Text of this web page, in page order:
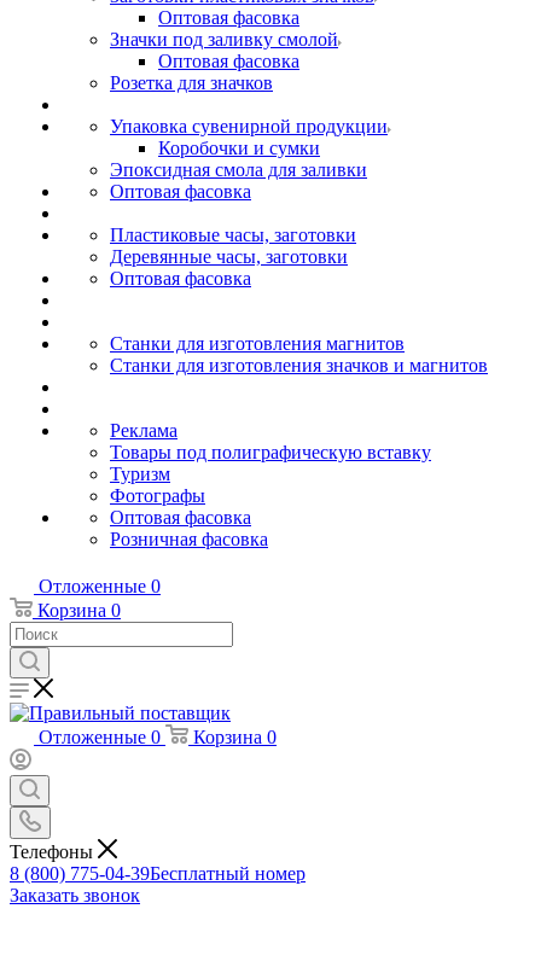
Оптовая фасовка
Значки под заливку смолой
Оптовая фасовка
Розетка для значков
Упаковка сувенирной продукции
Коробочки и сумки
Эпоксидная смола для заливки
Оптовая фасовка
Пластиковые часы, заготовки
Деревянные часы, заготовки
Оптовая фасовка
Станки для изготовления магнитов
Станки для изготовления значков и магнитов
Реклама
Товары под полиграфическую вставку
Туризм
Фотографы
Оптовая фасовка
Розничная фасовка
Отложенные 0
Корзина 0
Отложенные 0 Корзина 0
Телефоны
8 (800) 775-04-39Бесплатный номер
Заказать звонок